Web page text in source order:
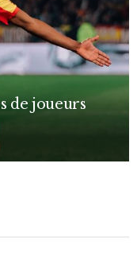
de joueurs